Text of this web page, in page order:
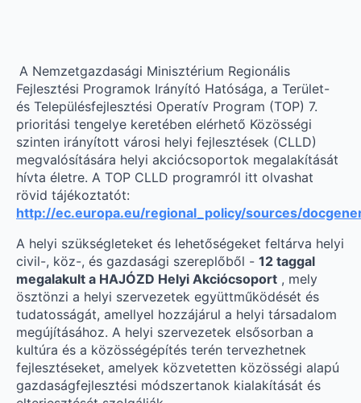
A Nemzetgazdasági Minisztérium Regionális
Fejlesztési Programok Irányító Hatósága, a Terület-
és Településfejlesztési Operatív Program (TOP) 7.
prioritási tengelye keretében elérhető Közösségi
szinten irányított városi helyi fejlesztések (CLLD)
megvalósítására helyi akciócsoportok megalakítását
hívta életre. A TOP CLLD programról itt olvashat
rövid tájékoztatót:
http://ec.europa.eu/regional_policy/sources/
A helyi szükségleteket és lehetőségeket feltárva helyi
civil-, köz-, és gazdasági szereplőből - 12 taggal
megalakult a HAJÓZD Helyi Akciócsoport , mely
ösztönzi a helyi szervezetek együttműködését és
tudatosságát, amellyel hozzájárul a helyi társadalom
megújításához. A helyi szervezetek elsősorban a
kultúra és a közösségépítés terén tervezhetnek
fejlesztéseket, amelyek közvetetten közösségi alapú
gazdaságfejlesztési módszertanok kialakítását és